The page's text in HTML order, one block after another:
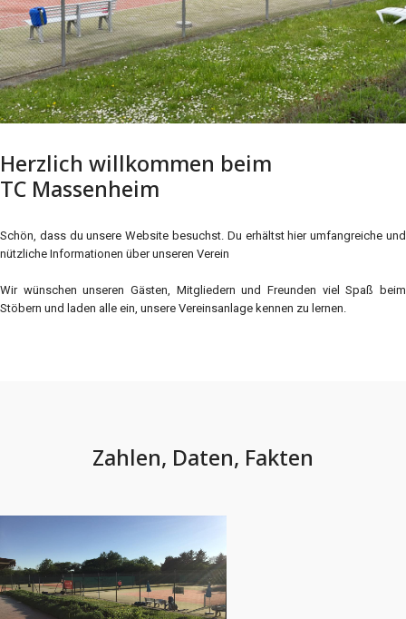
Herzlich willkommen beim
TC Massenheim
Schön, dass du unsere Website besuchst. Du erhältst hier umfangreiche und
nützliche Informationen über unseren Verein
Wir wünschen unseren Gästen, Mitgliedern und Freunden viel Spaß beim
Stöbern und laden alle ein, unsere Vereinsanlage kennen zu lernen.
Zahlen, Daten, Fakten